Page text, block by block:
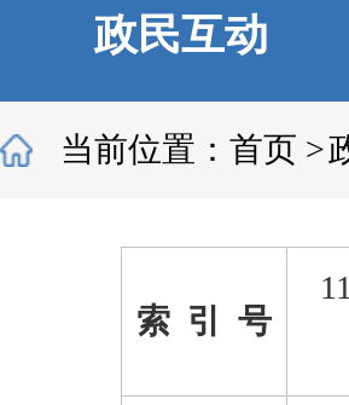
政民互动
当前位置： 首页 >
索 引 号